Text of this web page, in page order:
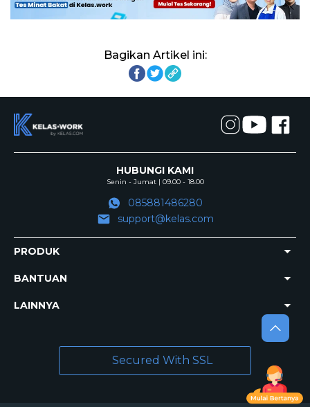
Bagikan Artikel ini:
HUBUNGI KAMI
Senin - Jumat | 09.00 - 18.00
085881486280
support@kelas.com
PRODUK
BANTUAN
LAINNYA
Secured With SSL